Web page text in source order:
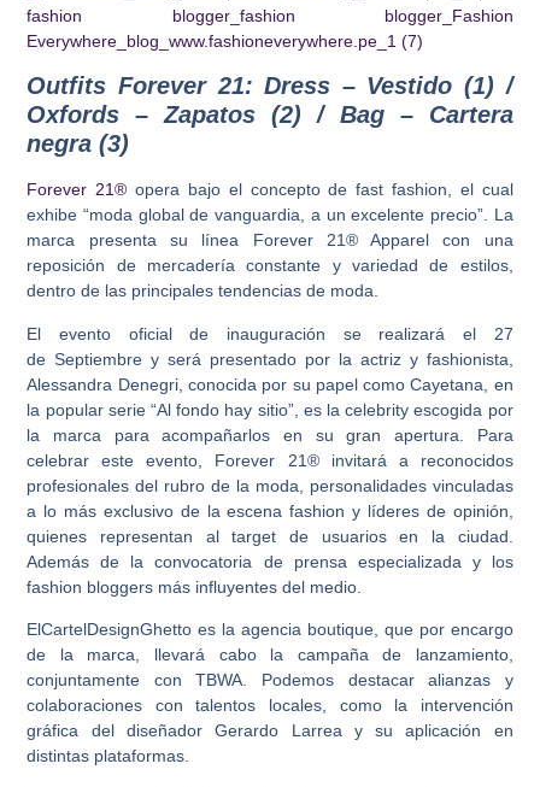
Outfits Forever 21: Dress – Vestido (1) /
Oxfords – Zapatos (2) / Bag – Cartera
negra (3)
Forever 21®opera bajo el concepto de fast fashion, el cual
exhibe “moda global de vanguardia, a un excelente precio”. La
marca presenta su línea Forever 21® Apparel con una
reposición de mercadería constante y variedad de estilos,
dentro de las principales tendencias de moda.
El evento oficial de inauguración se realizará el 27
de Septiembre y será presentado por la actriz y fashionista,
Alessandra Denegri, conocida por su papel como Cayetana, en
la popular serie “Al fondo hay sitio”, es la celebrity escogida por
la marca para acompañarlos en su gran apertura. Para
celebrar este evento, Forever 21® invitará a reconocidos
profesionales del rubro de la moda, personalidades vinculadas
a lo más exclusivo de la escena fashion y líderes de opinión,
quienes representan al target de usuarios en la ciudad.
Además de la convocatoria de prensa especializada y los
fashion bloggers más influyentes del medio.
ElCartelDesignGhetto es la agencia boutique, que por encargo
de la marca, llevará cabo la campaña de lanzamiento,
conjuntamente con TBWA. Podemos destacar alianzas y
colaboraciones con talentos locales, como la intervención
gráfica del diseñador Gerardo Larrea y su aplicación en
distintas plataformas.